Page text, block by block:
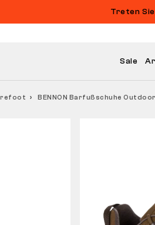
Treten
Sale
BENNON Barfußschuhe